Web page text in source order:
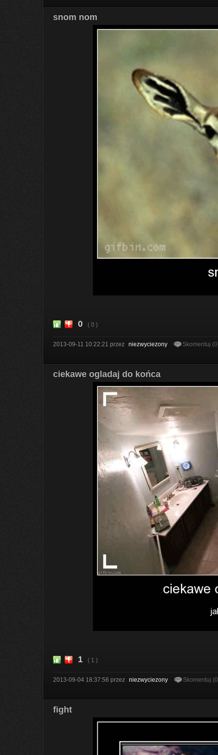
snom nom
0 ( 0 )
2013-09-11 10:22:21 przez niezwyciezony Skomentuj
ciekawe ogladaj do końca
1 ( 1 )
2013-09-04 18:37:56 przez niezwyciezony Skomentuj
fight